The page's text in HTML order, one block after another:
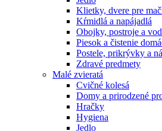
Klietky, dvere pre
Kŕmidlá a napájadlá
Obojky, postroje a
Piesok a čistenie
Postele, prikrývky a
Zdravé predmety
Malé zvieratá
Cvičné kolesá
Domy a prirodzené
Hračky
Hygiena
Jedlo